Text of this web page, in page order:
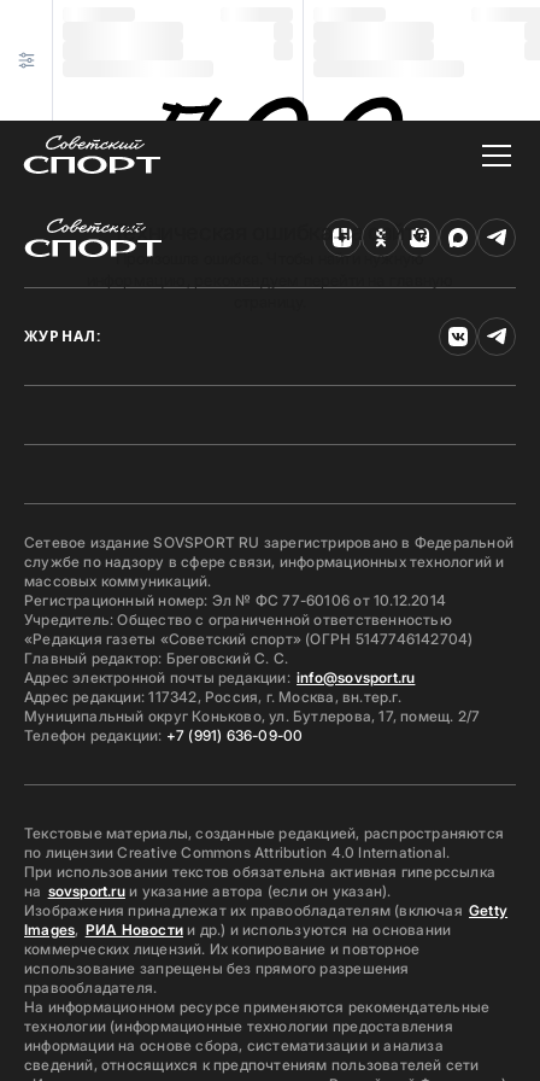
Техническая ошибка на сайте
Произошла ошибка. Чтобы найти нужную
ЖУРНАЛ:
Сетевое издание SOVSPORT RU зарегистрировано в Федеральной
службе по надзору в сфере связи, информационных технологий и
массовых коммуникаций.
Регистрационный номер: Эл № ФС 77-60106 от 10.12.2014
Учредитель: Общество с ограниченной ответственностью
«Редакция газеты «Советский спорт» (ОГРН 5147746142704)
Главный редактор: Бреговский С. С.
Адрес электронной почты редакции: info@sovsport.ru
Адрес редакции: 117342, Россия, г. Москва, вн.тер.г.
Муниципальный округ Коньково, ул. Бутлерова, 17, помещ. 2/7
Телефон редакции: +7 (991) 636-09-00
Текстовые материалы, созданные редакцией, распространяются
по лицензии Creative Commons Attribution 4.0 International.
При использовании текстов обязательна активная гиперссылка
на sovsport.ruи указание автора (если он указан).
Изображения принадлежат их правообладателям (включая Getty
Images, РИА Новостии др.) и используются на основании
коммерческих лицензий. Их копирование и повторное
использование запрещены без прямого разрешения
правообладателя.
На информационном ресурсе применяются рекомендательные
технологии (информационные технологии предоставления
информации на основе сбора, систематизации и анализа
сведений, относящихся к предпочтениям пользователей сети